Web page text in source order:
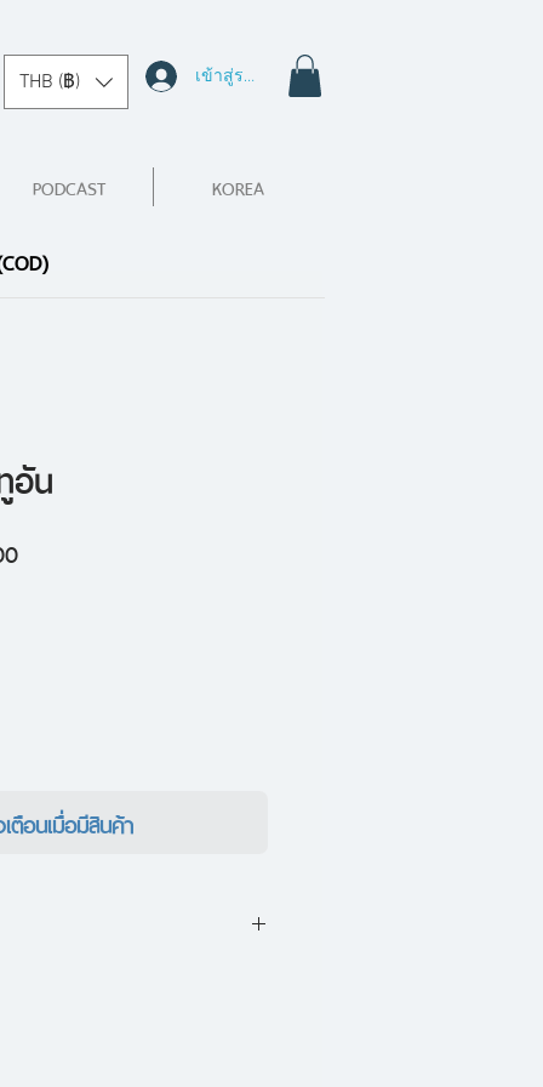
THB (฿) เข้าสู่ระบบ
PODCAST KOREA
อัน
ราคา
ตือนเมื่อมีสินค้า
of Earthsea เล่มสองในชุด